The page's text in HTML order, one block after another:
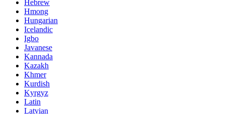
Hebrew
Hmong
Hungarian
Icelandic
Igbo
Javanese
Kannada
Kazakh
Khmer
Kurdish
Kyrgyz
Latin
Latvian